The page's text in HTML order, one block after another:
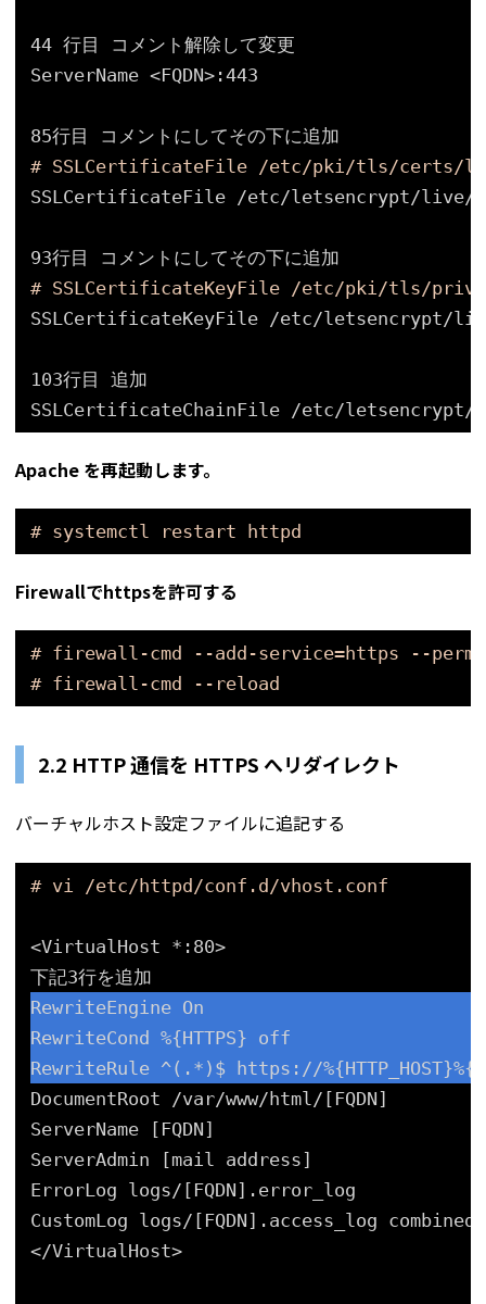
44 行目 コメント解除して変更
ServerName <FQDN>:443
85行目 コメントにしてその下に追加
# SSLCertificateFile /etc/pki/tls/certs/
SSLCertificateFile /etc/letsencrypt/live/
93行目 コメントにしてその下に追加
# SSLCertificateKeyFile /etc/pki/tls/
SSLCertificateKeyFile /etc/letsencrypt/
103行目 追加
SSLCertificateChainFile /etc/letsencrypt/
Apache を再起動します。
# systemctl restart httpd
Firewallでhttpsを許可する
# firewall-cmd --add-service=https --
# firewall-cmd --reload
2.2 HTTP 通信を HTTPS へリダイレクト
バーチャルホスト設定ファイルに追記する
# vi /etc/httpd/conf.d/vhost.conf
<VirtualHost *:80>
下記3行を追加
RewriteEngine On
RewriteCond %{HTTPS} off
RewriteRule ^(.*)$ https: //
DocumentRoot /var/www/html/ [FQDN]
ServerName [FQDN]
ServerAdmin [mail address]
ErrorLog logs/[FQDN].error_log
CustomLog logs/[FQDN].access_log combined
</VirtualHost>